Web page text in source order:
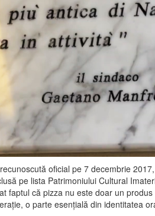
oficial pe 7 decembrie
pe lista Patrimoniului Cultural
faptul că pizza nu este doar un
o parte esențială din identitatea